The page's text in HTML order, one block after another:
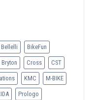
Bellelli BikeFun
Bryton Cross CST
KMC M-BIKE
Prologo